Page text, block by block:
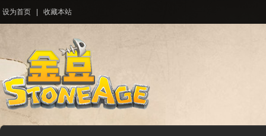
设为首页 收藏本站